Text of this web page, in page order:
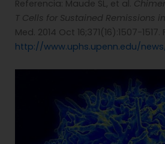
Referencia: Maude SL, et al.
T Cells for Sustained Remissions
Med. 2014 Oct 16;371(16):1507-1517.
http://www.uphs.upenn.edu/